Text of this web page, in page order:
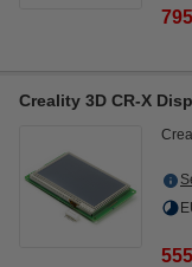
Creality 3D CR-X